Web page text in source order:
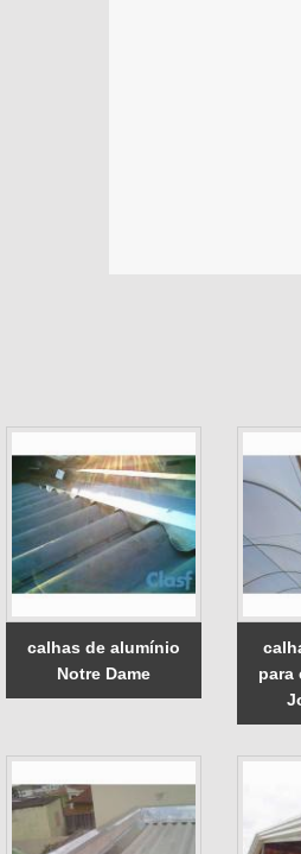
calhas de alumínio
Notre Dame
para